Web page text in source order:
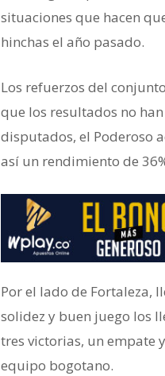
situaciones que hacen
hinchas el año pasado.
Los refuerzos del
que los resultados no
disputados, el Poderoso
así un rendimiento de
Por el lado de Fortaleza,
solidez y buen juego los
tres victorias, un empate
equipo bogotano.